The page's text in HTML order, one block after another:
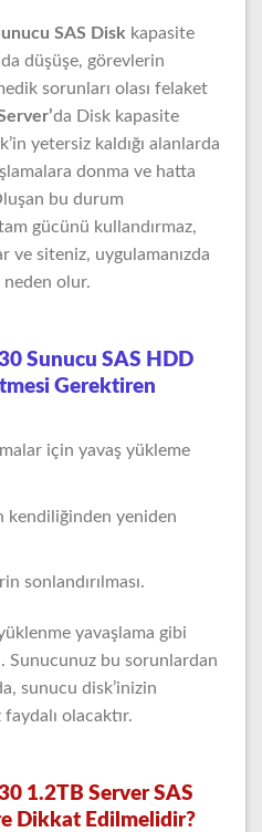
SAS Disk kapasite
düşüşe, görevlerin
sorunları olası felaket
da Disk kapasite
yetersiz kaldığı alanlarda
donma ve hatta
bu durum
gücünü kullandırmaz,
ve siteniz, uygulamanızda
neden olur.
Sunucu SAS HDD
Gerektiren
için yavaş yükleme
kendiliğinden yeniden
sonlandırılması.
yavaşlama gibi
Sunucunuz bu sorunlardan
sunucu disk’inizin
olacaktır.
1.2TB Server SAS
Dikkat Edilmelidir?